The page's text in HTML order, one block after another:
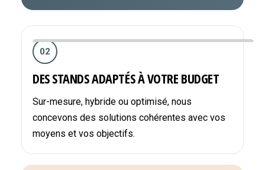
02
DES STANDS ADAPTÉS À VOTRE BUDGET
Sur-mesure, hybride ou optimisé, nous
concevons des solutions cohérentes avec vos
moyens et vos objectifs.